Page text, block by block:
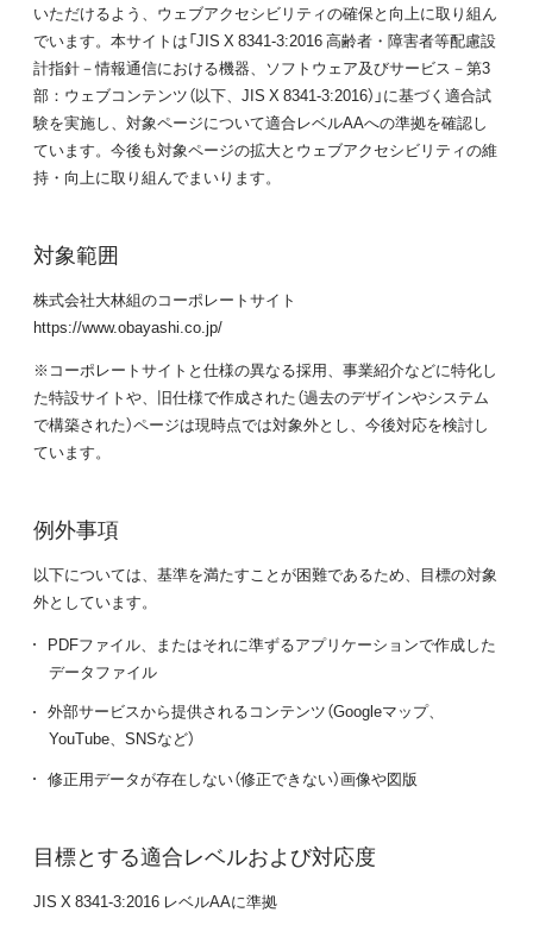
いただけるよう、ウェブアクセシビリティの確保と向上に取り組ん
でいます。本サイトは「JIS X 8341-3:2016 高齢者・障害者等配慮設
計指針－情報通信における機器、ソフトウェア及びサービス－第3
部：ウェブコンテンツ（以下、JIS X 8341-3:2016）」に基づく適合試
験を実施し、対象ページについて適合レベルAAへの準拠を確認し
ています。今後も対象ページの拡大とウェブアクセシビリティの維
持・向上に取り組んでまいります。
対象範囲
株式会社大林組のコーポレートサイト
https://www.obayashi.co.jp/
※コーポレートサイトと仕様の異なる採用、事業紹介などに特化し
た特設サイトや、旧仕様で作成された（過去のデザインやシステム
で構築された）ページは現時点では対象外とし、今後対応を検討し
ています。
例外事項
以下については、基準を満たすことが困難であるため、目標の対象
外としています。
PDFファイル、またはそれに準ずるアプリケーションで作成した
データファイル
外部サービスから提供されるコンテンツ（Googleマップ、
YouTube、SNSなど）
修正用データが存在しない（修正できない）画像や図版
目標とする適合レベルおよび対応度
JIS X 8341-3:2016 レベルAAに準拠